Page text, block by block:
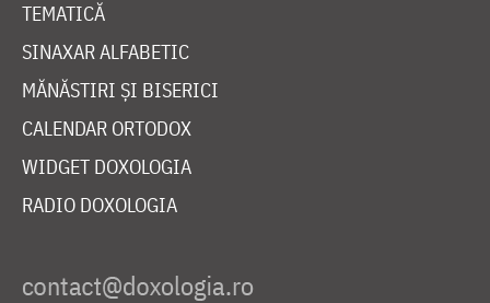
TEMATICĂ
SINAXAR ALFABETIC
MĂNĂSTIRI ȘI BISERICI
CALENDAR ORTODOX
WIDGET DOXOLOGIA
RADIO DOXOLOGIA